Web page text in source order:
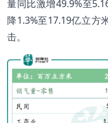
量同比激增49.9%至
降1.3%至17.19亿立方
击。